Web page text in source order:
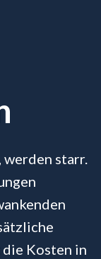
werden starr.
Kosten in